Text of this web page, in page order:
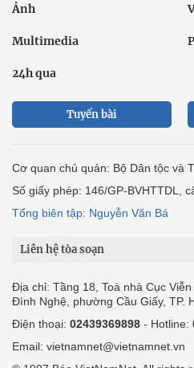
Ảnh
Multimedia
24h qua
Tuyến bài
Cơ quan chủ quản: Bộ Dân tộc và
Số giấy phép: 146/GP-BVHTTDL,
Tổng biên tập: Nguyễn Văn Bá
Liên hệ tòa soạn
Địa chỉ: Tầng 18, Toà nhà Cục
Đình Nghệ, phường Cầu Giấy, TP.
Điện thoại: 02439369898 - Hotline:
Email: vietnamnet@vietnamnet.vn